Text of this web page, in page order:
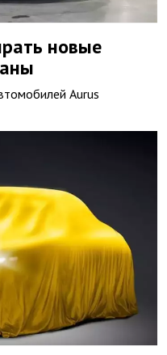
новые
Aurus